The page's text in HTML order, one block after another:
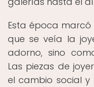
Esta época
que se veía la
adorno, sino
Las piezas de
el cambio social